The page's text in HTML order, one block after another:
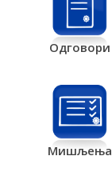
Одговори
Мишљења